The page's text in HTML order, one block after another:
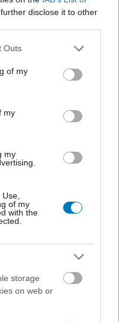
disclose it to other
one or more Google
You may click to
its third-party tags to
in below Google
Outs
of my
my
my
of my
with the
storage
on web or
GTA 6
a Rockstar North